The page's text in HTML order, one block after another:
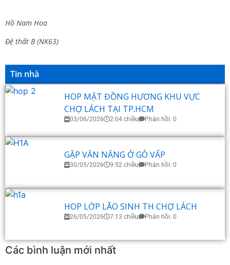
Hồ Nam Hoa
Đệ thất B (NK63)
Tin nhà
HOP MẶT ĐỒNG HƯƠNG KHU VỰC
CHỢ LÁCH TẠI TP.HCM
03/06/2026 2:04 chiều Phản hồi: 0
GẶP VĂN NĂNG Ở GÒ VẤP
30/05/2026 9:52 chiều Phản hồi: 0
HOP LỚP LÃO SINH TH CHỢ LÁCH
26/05/2026 7:13 chiều Phản hồi: 0
Các bình luận mới nhất